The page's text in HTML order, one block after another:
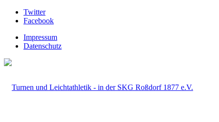
Twitter
Facebook
Impressum
Datenschutz